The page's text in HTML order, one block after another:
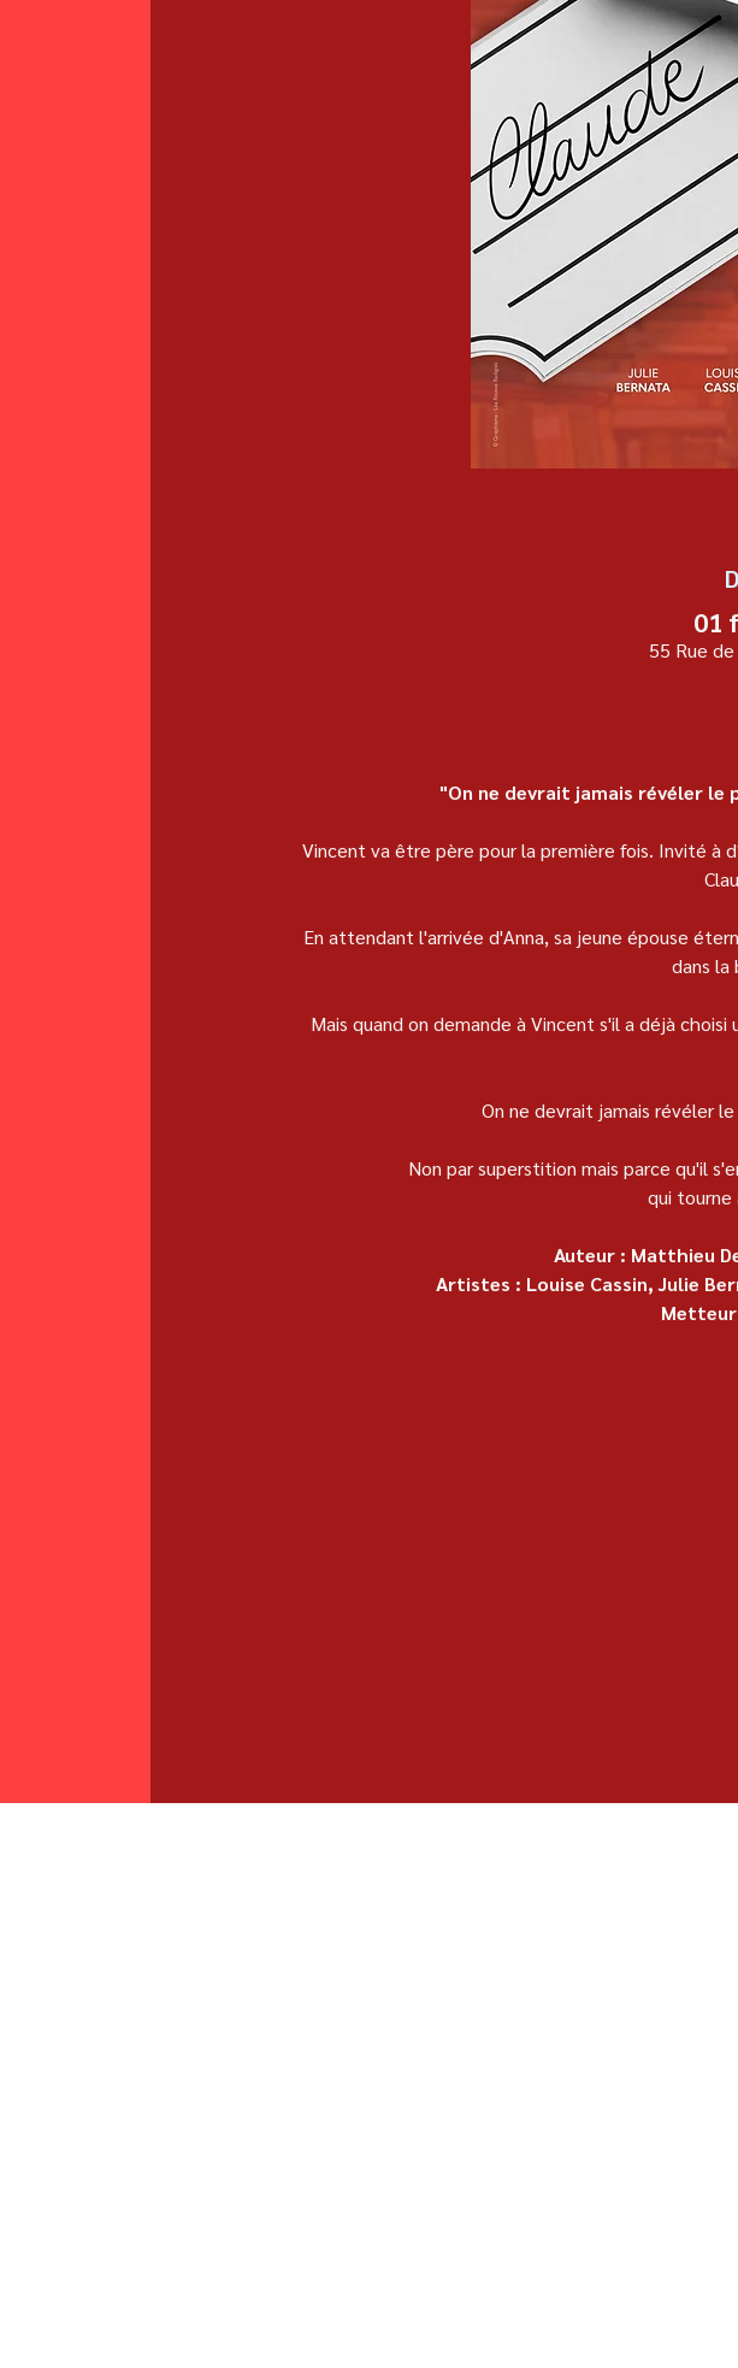
01
55 Rue
"On ne devrait jamais révéler
Vincent va être père pour la première fois. Invité à
En attendant l'arrivée d'Anna, sa jeune épouse
dans la
Mais quand on demande à Vincent s'il a déjà
On ne devrait jamais révéler
Non par superstition mais parce qu'il
qui tourne
Auteur : Matthieu
Artistes : Louise Cassin, Julie
Metteur